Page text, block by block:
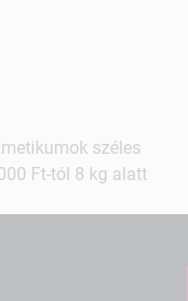
széles
Ft-tól 8 kg alatt